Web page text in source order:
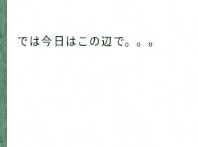
では今日はこの辺で。。。